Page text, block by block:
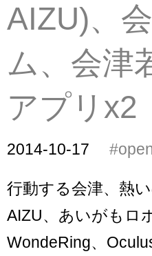
AIZU)、
ム、会津
アプリx2
2014-10-17
行動する会津、熱
AIZU、あいがもロ
WondeRing、